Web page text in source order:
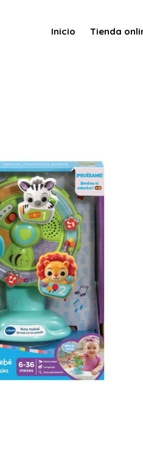
Inicio Tienda